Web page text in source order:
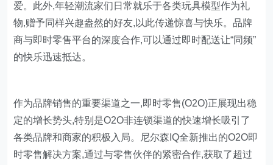
爱。此外,年轻潮流家们日常就乐于各类玩具模型作为礼
物,赠予同样兴趣盎然的好友,以此传递惊喜与快乐。品牌
商与即时零售平台的深度合作,可以通过即时配送让“同频”
的快乐迅速抵达。
作为品牌销售的重要渠道之一,即时零售(O2O)正展现出稳
定的增长势头,特别是O2O非连锁渠道的快速增长吸引了
各类品牌和商家的积极入局。尼尔森IQ全新推出的O2O即
时零售解决方案,通过与零售伙伴的紧密合作,获取了超过